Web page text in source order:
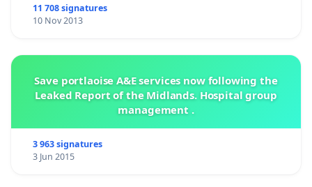
Save the Suvilahti DIY skatepark!
being demolished in the remake of the Suvilahti
area – we must prevent this from happening!
Specialities like Suvilahti DIY skatepark make the
city much more interesting and exciting than a
generic environment. The sense of community,
stories and craftsmanship are worth a lot
11 708 signatures
10 Nov 2013
Save portlaoise A&E services now following the
Leaked Report of the Midlands. Hospital group
management .
3 963 signatures
3 Jun 2015